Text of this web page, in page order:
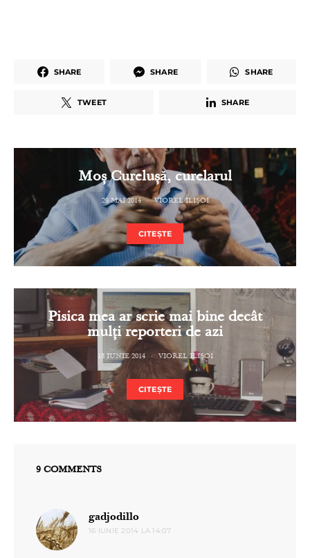
SHARE SHARE SHARE
TWEET SHARE
Moș Curelușă, curelarul
29 MAI 2014 VIOREL ILIȘOI
CITEȘTE
Pisica mea ar scrie mai bine decât
mulți reporteri de azi
18 IUNIE 2014 VIOREL ILIȘOI
CITEȘTE
9 COMMENTS
gadjodillo
16 IUNIE 2014 LA 14:07